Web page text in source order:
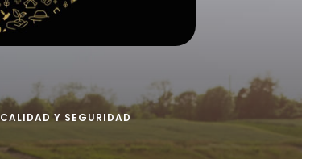
CALIDAD Y SEGURIDAD